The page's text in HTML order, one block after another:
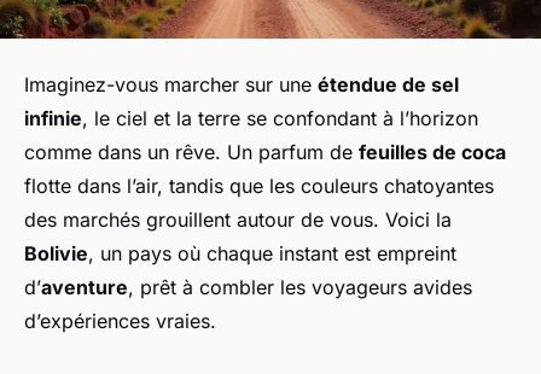
Imaginez-vous marcher sur une étendue de sel
infinie, le ciel et la terre se confondant à l’horizon
comme dans un rêve. Un parfum de feuilles de coca
flotte dans l’air, tandis que les couleurs chatoyantes
des marchés grouillent autour de vous. Voici la
Bolivie, un pays où chaque instant est empreint
d’aventure, prêt à combler les voyageurs avides
d’expériences vraies.